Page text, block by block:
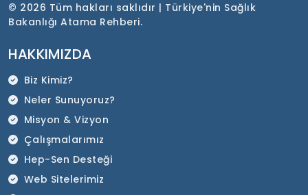
© 2026 Tüm hakları saklıdır | Türkiye'nin Sağlık
Bakanlığı Atama Rehberi.
HAKKIMIZDA
Biz Kimiz?
Neler Sunuyoruz?
Misyon & Vizyon
Çalışmalarımız
Hep-Sen Desteği
Web Sitelerimiz